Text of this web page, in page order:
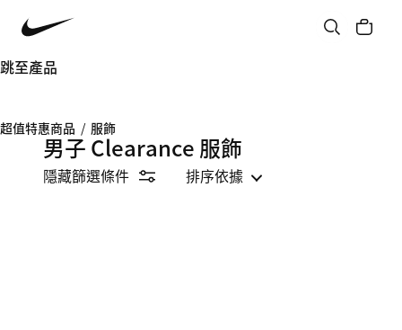
跳至產品
超值特惠商品 / 服飾
男子 Clearance 服飾
隱藏篩選條件 排序依據